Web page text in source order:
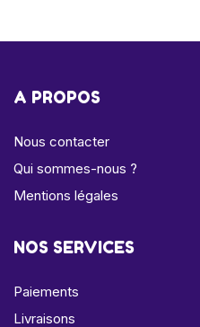
A PROPOS
Nous contacter
Qui sommes-nous ?
Mentions légales
NOS SERVICES
Paiements
Livraisons